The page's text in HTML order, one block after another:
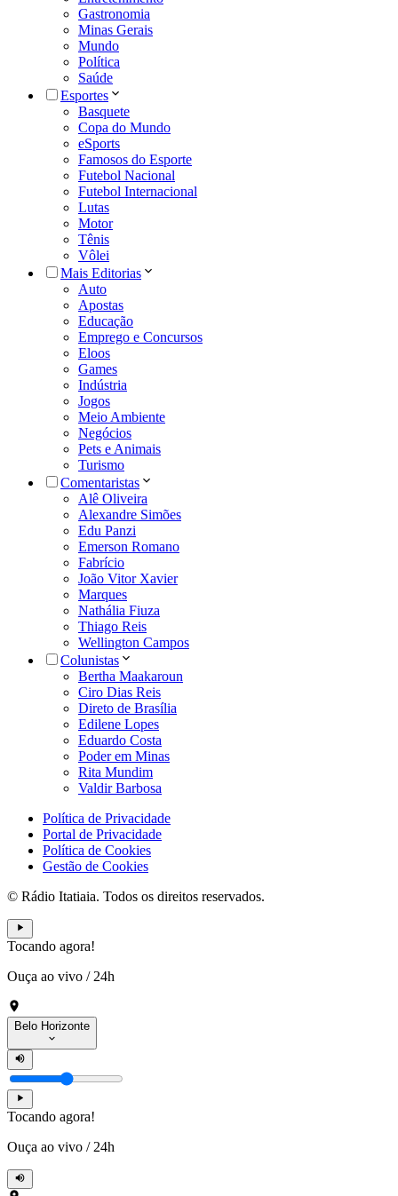
Gastronomia
Minas Gerais
Mundo
Política
Saúde
Esportes
Basquete
Copa do Mundo
eSports
Famosos do Esporte
Futebol Nacional
Futebol Internacional
Lutas
Motor
Tênis
Vôlei
Mais Editorias
Auto
Apostas
Educação
Emprego e Concursos
Eloos
Games
Indústria
Jogos
Meio Ambiente
Negócios
Pets e Animais
Turismo
Comentaristas
Alê Oliveira
Alexandre Simões
Edu Panzi
Emerson Romano
Fabrício
João Vitor Xavier
Marques
Nathália Fiuza
Thiago Reis
Wellington Campos
Colunistas
Bertha Maakaroun
Ciro Dias Reis
Direto de Brasília
Edilene Lopes
Eduardo Costa
Poder em Minas
Rita Mundim
Valdir Barbosa
Política de Privacidade
Portal de Privacidade
Política de Cookies
Gestão de Cookies
© Rádio Itatiaia. Todos os direitos reservados.
Tocando agora!
Ouça ao vivo / 24h
Belo Horizonte
Tocando agora!
Ouça ao vivo / 24h